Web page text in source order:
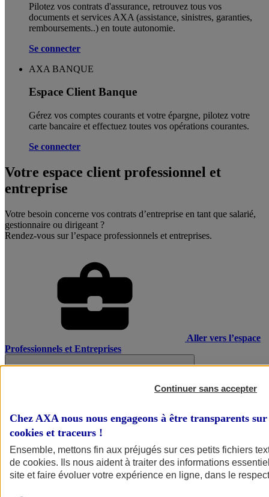
Pilotez vos contrats d'assurance, retrouvez tous vos
documents et services AXA (assistance, sinistres, garanties,
remboursements..) en toute autonomie. ​
Se connecter
AXA BANQUE
Espace Client Banque
Gérez vos comptes courants et votre épargne, pilotez votre
carte bancaire et effectuez toutes vos opérations courantes.
Se connecter
Votre espace client professionnel et
entreprise
Votre besoin concerne vos contrats d’entreprise en tant que salarié,
gestionnaire ou dirigeant ?
Rendez-vous sur l’espace professionnels et entreprises.
Aller vers l’espace
Professionnels et Entreprises
Continuer sans accepter
Chez AXA nous nous engageons à être transparents
cookies et traceurs !
Ensemble, mettons fin aux préjugés sur ces petits fichiers
de cookies. Ils nous aident à traiter des informations
site et faire évoluer votre expérience en ligne, dans le